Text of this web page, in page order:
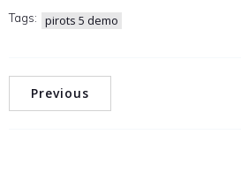
Tags: pirots 5 demo
Previous